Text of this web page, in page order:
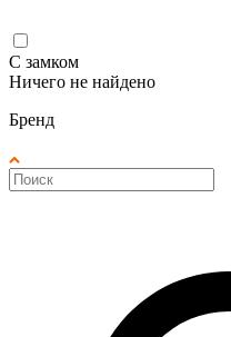
С замком
Ничего не найдено
Бренд